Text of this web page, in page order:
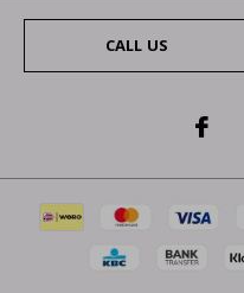
CALL US